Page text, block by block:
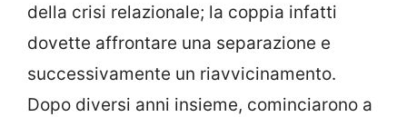
della crisi relazionale; la coppia infatti
dovette affrontare una separazione e
successivamente un riavvicinamento.
Dopo diversi anni insieme, cominciarono a